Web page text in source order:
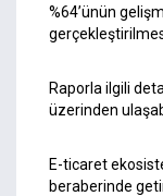
%64’ünün
Raporla ilgili
üzerinden
E-ticaret
beraberinde